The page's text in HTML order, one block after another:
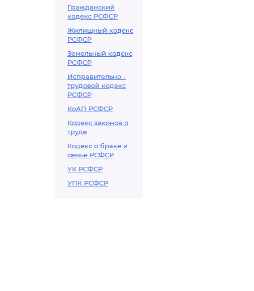
Гражданский
кодекс РСФСР
Жилищный кодекс
РСФСР
Земельный кодекс
РСФСР
Исправительно -
трудовой кодекс
РСФСР
КоАП РСФСР
Кодекс законов о
труде
Кодекс о браке и
семье РСФСР
УК РСФСР
УПК РСФСР